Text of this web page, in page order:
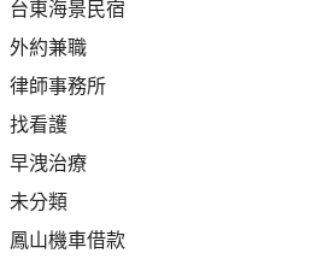
台東海景民宿
外約兼職
律師事務所
找看護
早洩治療
未分類
鳳山機車借款